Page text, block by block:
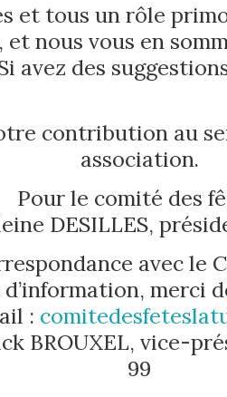
et tous un rôle
nous vous en
avez des
contribution au
association.
Pour le comité des
DESILLES,
avec le
merci
:
BROUXEL, vice-
99